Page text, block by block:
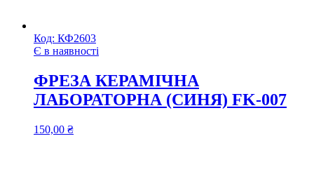
Код: КФ2603
Є в наявності
ФРЕЗА КЕРАМІЧНА
ЛАБОРАТОРНА (СИНЯ) FK-007
150,00 ₴